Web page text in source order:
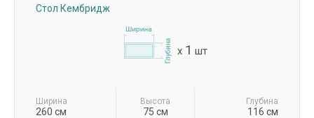
Стол Кембридж
x 1 шт
Ширина
260 см
Высота
75 см
Глубина
116 см